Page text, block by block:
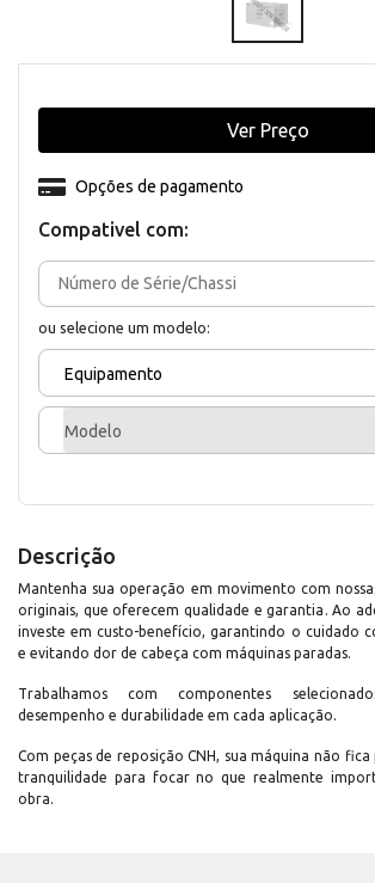
Compativel com:
ou selecione um modelo:
Equipamento
Modelo
Opções de pagamento
Ver Preço
Descrição
Mantenha sua operação em movimento com
originais, que oferecem qualidade e garantia. Ao
investe em custo-benefício, garantindo o cuidado
e evitando dor de cabeça com máquinas paradas.
Trabalhamos com componentes
desempenho e durabilidade em cada aplicação.
Com peças de reposição CNH, sua máquina não
tranquilidade para focar no que realmente
obra.